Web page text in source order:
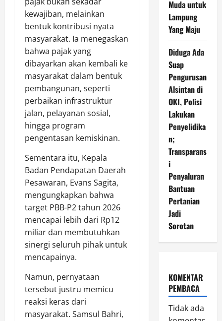
kewajiban, melainkan
bentuk kontribusi nyata
masyarakat. Ia menegaskan
bahwa pajak yang
dibayarkan akan kembali ke
masyarakat dalam bentuk
pembangunan, seperti
perbaikan infrastruktur
jalan, pelayanan sosial,
hingga program
pengentasan kemiskinan.
Sementara itu, Kepala
Badan Pendapatan Daerah
Pesawaran, Evans Sagita,
mengungkapkan bahwa
target PBB-P2 tahun 2026
mencapai lebih dari Rp12
miliar dan membutuhkan
sinergi seluruh pihak untuk
mencapainya.
Namun, pernyataan
tersebut justru memicu
reaksi keras dari
masyarakat. Samsul Bahri,
Muda untuk
Lampung
Yang Maju
Diduga Ada
Suap
Pengurusan
Alsintan di
OKI, Polisi
Lakukan
Penyelidika
n;
Transparans
i
Penyaluran
Bantuan
Pertanian
Jadi
Sorotan
KOMENTAR
PEMBACA
Tidak ada